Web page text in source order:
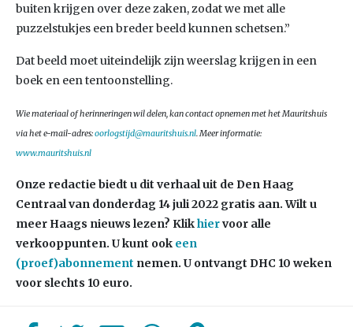
buiten krijgen over deze zaken, zodat we met alle
puzzelstukjes een breder beeld kunnen schetsen.”
Dat beeld moet uiteindelijk zijn weerslag krijgen in een
boek en een tentoonstelling.
Wie materiaal of herinneringen wil delen, kan contact opnemen met het Mauritshuis
via het e-mail-adres:oorlogstijd@mauritshuis.nl. Meer informatie:
www.mauritshuis.nl
Onze redactie biedt u dit verhaal uit de Den Haag
Centraal van donderdag 14juli 2022 gratis aan. Wilt u
meer Haags nieuws lezen? Klikhiervoor alle
verkooppunten. U kunt ook een
(proef)abonnement nemen. U ontvangt DHC 10 weken
voor slechts 10 euro.